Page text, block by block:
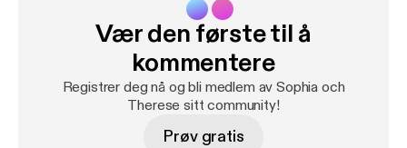
Vær den første til å
kommentere
Registrer deg nå og bli medlem av Sophia och
Therese sitt community!
Prøv gratis